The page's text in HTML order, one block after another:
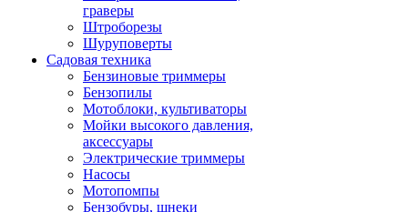
граверы
Штроборезы
Шуруповерты
Садовая техника
Бензиновые триммеры
Бензопилы
Мотоблоки, культиваторы
Мойки высокого давления,
аксессуары
Электрические триммеры
Насосы
Мотопомпы
Бензобуры, шнеки